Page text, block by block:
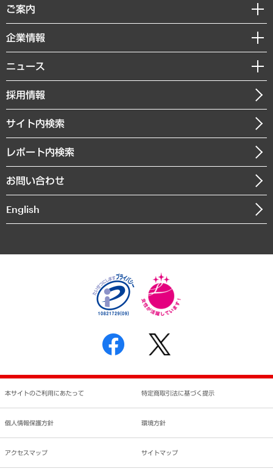
デジタルイノベーション
共生・ダイバーシティ
GRC（ガバナンス・リスク・コンプライアンス）・防災（政策）
経済・産業・雇用・労働
まちづくり・観光・交通・スポーツ・スマートシティ
自然資源・農林水産業・食料システム
経済調査
レポート
コラム
経営用語集
受託・受注実績（官公庁関連）
メディア掲載・出演
ご案内
セミナー・イベント情報
MUFGビジネスセミナー
受託案件情報
企業情報
私たちの想い
社長メッセージ
会社概要
沿革
組織図・本部部室紹介
インドネシア現地法人
個人情報保護方針
反社会的勢力に対する基本方針
書面による個人情報の開示等の請求の手続きについて
ニュース
ニュースリリース
お知らせ
採用情報
サイト内検索
レポート内検索
お問い合わせ
English
本サイトのご利用にあたって 特定商取引法に基づく提示
個人情報保護方針 環境方針
アクセスマップ サイトマップ